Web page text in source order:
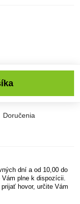
Doručenia
dní a od 10,00 do
plne k dispozícii.
hovor, určite Vám